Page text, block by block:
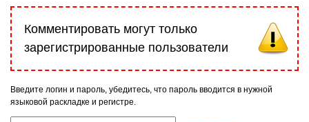
Комментировать могут только
зарегистрированные пользователи
Введите логин и пароль, убедитесь, что пароль вводится в нужной
языковой раскладке и регистре.